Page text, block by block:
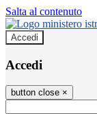
Salta al contenuto
Accedi
Accedi
button close ×